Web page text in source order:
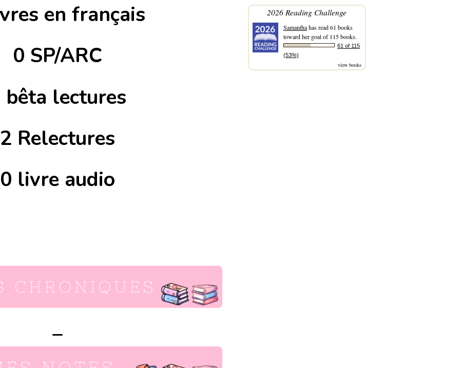
en français
0 SP/ARC
bêta lectures
2 Relectures
0 livre audio
–
2026 Reading Challenge
Samanthahas read 61 books
toward her goal of 115 books.
61 of 115
(53%)
view books